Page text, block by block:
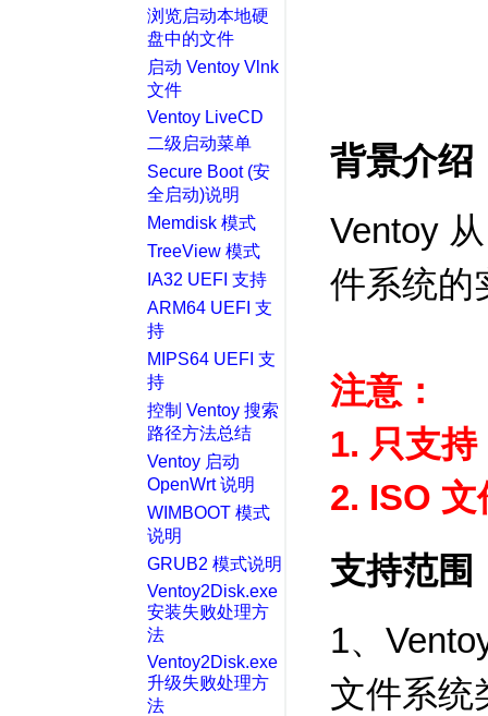
浏览启动本地硬
盘中的文件
启动 Ventoy Vlnk
文件
Ventoy LiveCD
二级启动菜单
Secure Boot (安
全启动)说明
Memdisk 模式
TreeView 模式
IA32 UEFI 支持
ARM64 UEFI 支
持
MIPS64 UEFI 支
持
控制 Ventoy 搜索
路径方法总结
Ventoy 启动
OpenWrt 说明
WIMBOOT 模式
说明
GRUB2 模式说明
Ventoy2Disk.exe
安装失败处理方
法
Ventoy2Disk.exe
升级失败处理方
法
背景介绍
Ventoy
件系统的
注意：
1. 只支
2. ISO
支持范围
1、
文件系统